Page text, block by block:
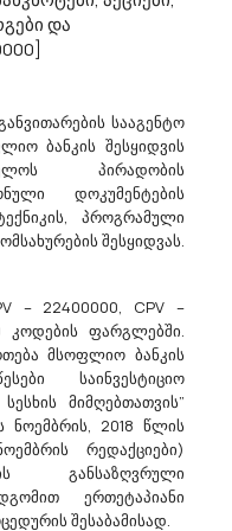
Ფონდი Აცხადებს Ბაზრის Კვლევას
განვითარების
კვლევის შესახებ
გეგმავს, ერთი
Ფონდი Აცხადებს Ბაზრის Კვლევას
28/03/2023
განვითარების
კვლევის შესახებ
გეგმავს, ფონდის
და
სააგენტო
ბანკის შესყიდვის
პირადობის
დოკუმენტების
პროგრამული
შესყიდვას.
– 22400000, CPV –
ფარგლებში.
მსოფლიო ბანკის
საინვესტიციო
მიმღებთათვის”
ნოემბრის, 2018 წლის
რედაქციები)
განსაზღვრული
ერთეტაპიანი
შესაბამისად.